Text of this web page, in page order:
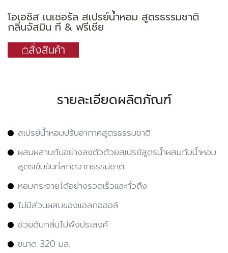
โอเอซิส เนเชอรัล สเปรย์น้ำหอม สูตรธรรมชาติ
กลิ่นจัสมิน ที & ฟรีเซีย
สั่งสินค้า
รายละเอียดผลิตภัณฑ์
สเปรย์น้ำหอมปรับอากาศสูตรธรรมชาติ
ผสมผสานกันอย่างลงตัวด้วยสเปรย์สูตรน้ำผสมกับน้ำหอม
สูตรเข้มข้นที่สกัดจากธรรมชาติ
หอมกระจายได้อย่างรวดเร็วและทั่วถึง
ไม่มีส่วนผสมของแอลกอฮอล์
ช่วยดับกลิ่นไม่พึงประสงค์
ขนาด 320 มล.